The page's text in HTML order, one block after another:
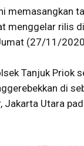
memasangkan
menggelar rilis
(27/11/
Tanjuk Priok
di
Jakarta Utara